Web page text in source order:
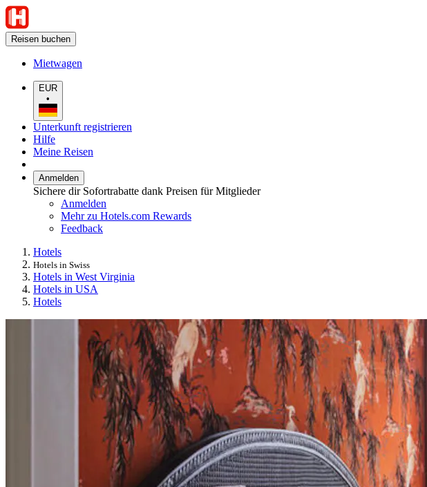
Reisen buchen
Mietwagen
EUR
•
Unterkunft registrieren
Hilfe
Meine Reisen
Anmelden
Sichere dir Sofortrabatte dank Preisen für Mitglieder
Anmelden
Mehr zu Hotels.com Rewards
Feedback
Hotels
Hotels in Swiss
Hotels in West Virginia
Hotels in USA
Hotels